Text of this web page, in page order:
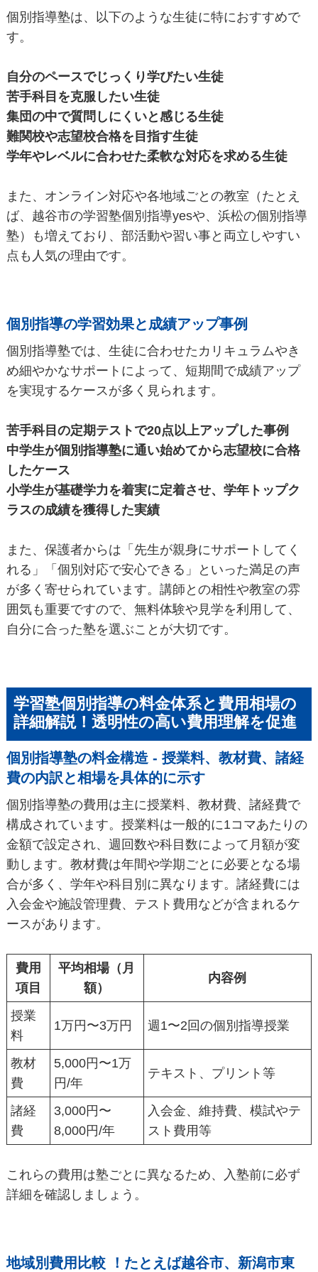
個別指導塾は、以下のような生徒に特におすすめで
す。
自分のペースでじっくり学びたい生徒
苦手科目を克服したい生徒
集団の中で質問しにくいと感じる生徒
難関校や志望校合格を目指す生徒
学年やレベルに合わせた柔軟な対応を求める生徒
また、オンライン対応や各地域ごとの教室（たとえ
ば、越谷市の学習塾個別指導yesや、浜松の個別指導
塾）も増えており、部活動や習い事と両立しやすい
点も人気の理由です。
個別指導の学習効果と成績アップ事例
個別指導塾では、生徒に合わせたカリキュラムやき
め細やかなサポートによって、短期間で成績アップ
を実現するケースが多く見られます。
苦手科目の定期テストで20点以上アップした事例
中学生が個別指導塾に通い始めてから志望校に合格
したケース
小学生が基礎学力を着実に定着させ、学年トップク
ラスの成績を獲得した実績
また、保護者からは「先生が親身にサポートしてく
れる」「個別対応で安心できる」といった満足の声
が多く寄せられています。講師との相性や教室の雰
囲気も重要ですので、無料体験や見学を利用して、
自分に合った塾を選ぶことが大切です。
学習塾個別指導の料金体系と費用相場の
詳細解説！透明性の高い費用理解を促進
個別指導塾の料金構造 - 授業料、教材費、諸経
費の内訳と相場を具体的に示す
個別指導塾の費用は主に授業料、教材費、諸経費で
構成されています。授業料は一般的に1コマあたりの
金額で設定され、週回数や科目数によって月額が変
動します。教材費は年間や学期ごとに必要となる場
合が多く、学年や科目別に異なります。諸経費には
入会金や施設管理費、テスト費用などが含まれるケ
ースがあります。
費用
項目
平均相場（月
額）
内容例
授業
料
1万円〜3万円 週1〜2回の個別指導授業
教材
費
5,000円〜1万
円/年
テキスト、プリント等
諸経
費
3,000円〜
8,000円/年
入会金、維持費、模試やテ
スト費用等
これらの費用は塾ごとに異なるため、入塾前に必ず
詳細を確認しましょう。
地域別費用比較 ！たとえば越谷市、新潟市東